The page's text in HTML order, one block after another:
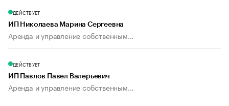
ДЕЙСТВУЕТ
ИП Николаева Марина Сергеевна
Аренда и управление собственным...
ДЕЙСТВУЕТ
ИП Павлов Павел Валерьевич
Аренда и управление собственным...